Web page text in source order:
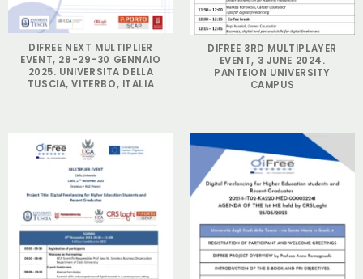
DIFREE NEXT MULTIPLIER
EVENT, 28-29-30 GENNAIO
2025. UNIVERSITA DELLA
TUSCIA, VITERBO, ITALIA
DIFREE 3RD MULTIPLAYER
EVENT, 3 JUNE 2024.
PANTEION UNIVERSITY
CAMPUS